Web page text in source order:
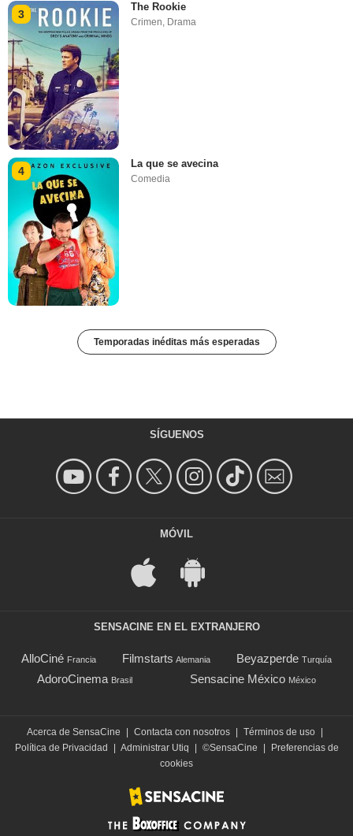
3
The Rookie
Crimen, Drama
4
La que se avecina
Comedia
Temporadas inéditas más esperadas
SÍGUENOS
MÓVIL
SENSACINE EN EL EXTRANJERO
AlloCiné Francia Filmstarts Alemania Beyazperde Turquía
AdoroCinema Brasil Sensacine México México
Acerca de SensaCine Contacta con nosotros Términos de uso
Política de Privacidad
Administrar Utiq ©SensaCine
Preferencias de
cookies